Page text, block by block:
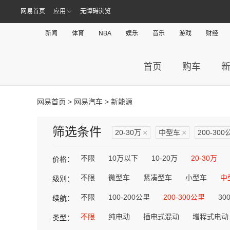
网易首页 应用 无障碍浏览
新闻 体育 NBA 娱乐 音乐 游戏 财经
首页 购车
网易首页 > 网易汽车 > 新能源
筛选条件 20-30万 × 中型车 × 200-300
价格： 不限 10万以下 10-20万 20-30万
级别： 不限 微型车 紧凑型车 小型车 中
续航： 不限 100-200公里 200-300公里
类型： 不限 纯电动 插电式混动 增程式电动